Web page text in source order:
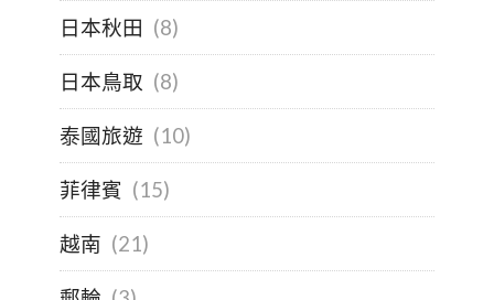
日本秋田 (8)
日本鳥取 (8)
泰國旅遊 (10)
菲律賓 (15)
越南 (21)